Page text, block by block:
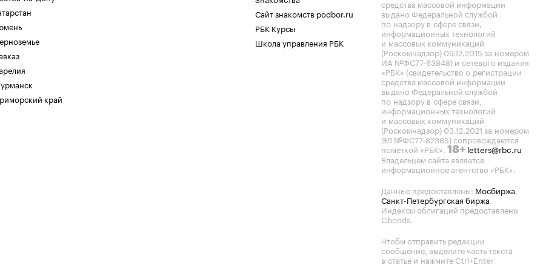
край
Сайт знакомств podbor.ru
РБК Курсы
Школа управления РБК
средства массовой информации
выдано Федеральной службой
по надзору в сфере связи,
информационных технологий
и массовых коммуникаций
(Роскомнадзор) 09.12.2015 за номером
ИА №ФС77-63848) и сетевого издания
«РБК» (свидетельство о регистрации
средства массовой информации
выдано Федеральной службой
по надзору в сфере связи,
информационных технологий
и массовых коммуникаций
(Роскомнадзор) 03.12.2021 за номером
ЭЛ №ФС77-82385) сопровождаются
пометкой «РБК». 18+ letters@rbc.ru
Владельцем сайта является
информационное агентство «РБК».
Данные предоставлены: Мосбиржа,
Санкт-Петербургская биржа.
Индексы облигаций предоставлены
Cbonds.
Чтобы отправить редакции
сообщение, выделите часть текста
в статье и нажмите Ctrl+Enter